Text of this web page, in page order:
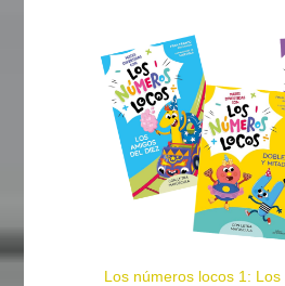
Los números locos 1: